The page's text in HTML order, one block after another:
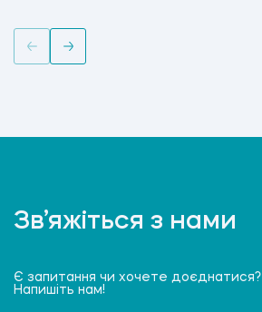
Зв’яжіться з нами
Є запитання чи хочете доєднатися?
Напишіть нам!